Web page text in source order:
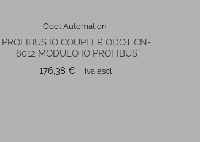
Odot Automation
PROFIBUS IO COUPLER ODOT CN-
8012 MODULO IO PROFIBUS
Prezzo
176,38 € Iva escl.